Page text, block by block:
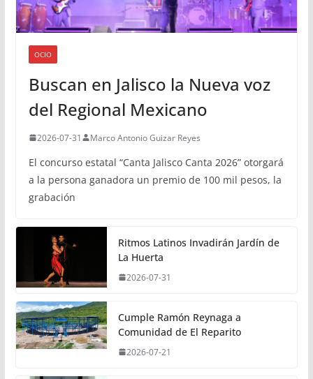
OCIO
Buscan en Jalisco la Nueva voz
del Regional Mexicano
2026-07-31 Marco Antonio Guizar Reyes
El concurso estatal “Canta Jalisco Canta 2026” otorgará
a la persona ganadora un premio de 100 mil pesos, la
grabación
Ritmos Latinos Invadirán Jardín de
La Huerta
2026-07-31
Cumple Ramón Reynaga a
Comunidad de El Reparito
2026-07-21